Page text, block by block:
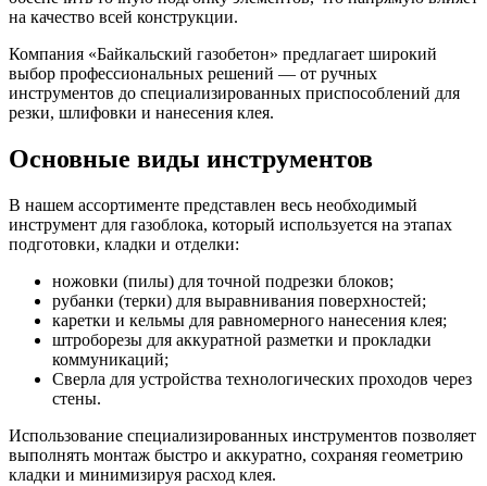
на качество всей конструкции.
Компания «Байкальский газобетон» предлагает широкий
выбор профессиональных решений — от ручных
инструментов до специализированных приспособлений для
резки, шлифовки и нанесения клея.
Основные виды инструментов
В нашем ассортименте представлен весь необходимый
инструмент для газоблока, который используется на этапах
подготовки, кладки и отделки:
ножовки (пилы) для точной подрезки блоков;
рубанки (терки) для выравнивания поверхностей;
каретки и кельмы для равномерного нанесения клея;
штроборезы для аккуратной разметки и прокладки
коммуникаций;
Сверла для устройства технологических проходов через
стены.
Использование специализированных инструментов позволяет
выполнять монтаж быстро и аккуратно, сохраняя геометрию
кладки и минимизируя расход клея.